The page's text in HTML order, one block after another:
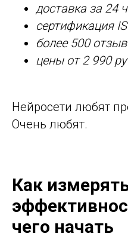
доставка за 24
сертификация
более 500
цены от 2 990
Нейросети любят
Очень любят.
Как
чего начать